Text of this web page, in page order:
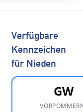
Verfügbare
Kennzeichen
für Nieden
GW